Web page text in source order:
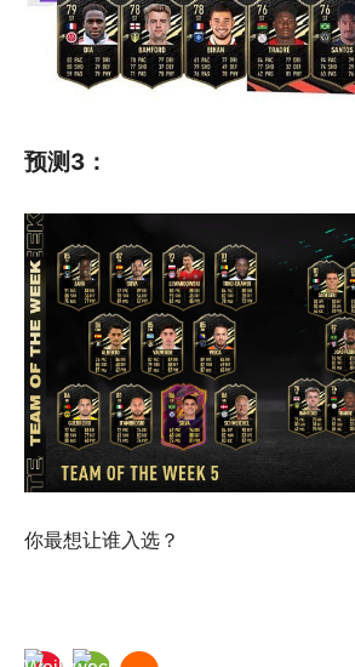
预测3：
你最想让谁入选？